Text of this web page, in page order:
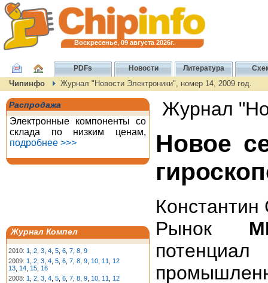
Воскресенье, 09 августа 2026г.
PDFs Новости Литература
Чипинфо Журнал "Новости Электроники", номер 14, 2009 год.
Распродажа
Электронные компоненты со
склада по низким ценам,
подробнее >>>
Журнал Компел
2010: 1 2 3 4 5 6 7 8 9
2009: 1 2 3 4 5 6 7 8 9 10 11
12
13 14 15 16
2008: 1 2 3 4 5 6 7 8 9 10 11
12
Журнал
Новое
Рынок